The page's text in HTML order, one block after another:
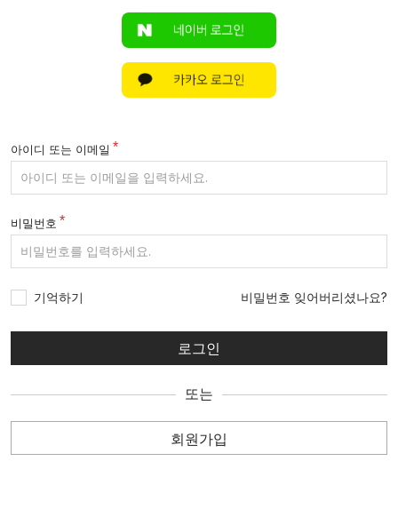
아이디 또는 이메일
비밀번호
기억하기 비밀번호 잊어버리셨나요?
또는
회원가입